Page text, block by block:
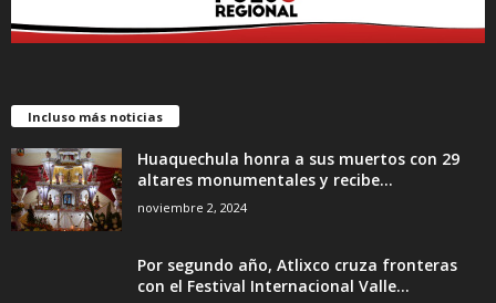
Incluso más noticias
Huaquechula honra a sus muertos con 29
altares monumentales y recibe...
noviembre 2, 2024
Por segundo año, Atlixco cruza fronteras
con el Festival Internacional Valle...